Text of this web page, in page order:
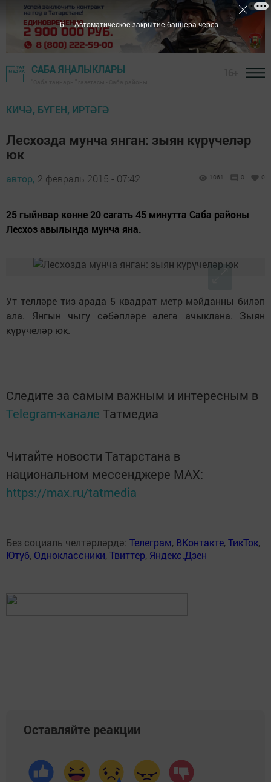
САБА ЯҢАЛЫКЛАРЫ
КИЧӘ, БҮГЕН, ИРТӘГӘ
Лесхозда мунча янган: зыян күрүчеләр
юк
автор, 2 февраль 2015 - 07:42 1061 0 0
25 гыйнвар көнне 20 сәгать 45 минутта Саба районы
Лесхоз авылында мунча яна.
Ут телләре тиз арада 5 квадрат метр мәйданны биләп
ала. Янгын чыгу сәбәпләре әлегә ачыклана. Зыян
күрүчеләр юк.
Следите за самым важным и интересным в
Telegram-канале Татмедиа
Читайте новости Татарстана в
национальном мессенджере MАХ:
https://max.ru/tatmedia
Без социаль челтәрләрдә: Телеграм, ВКонтакте,ТикТок,
Ютуб, Одноклассники,Твиттер, Яндекс.Дзен
Оставляйте реакции
6 Автоматическое закрытие баннера через